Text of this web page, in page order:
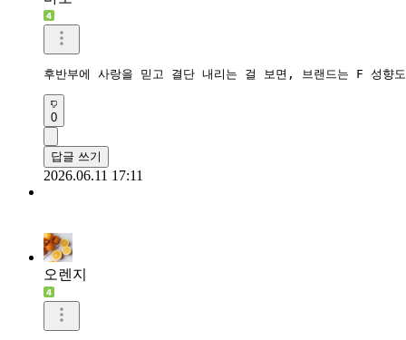
후반부에 사랑을 믿고 결단 내리는 걸 보면, 브랜드는 F 성
0
답글 쓰기
2026.06.11 17:11
오렌지